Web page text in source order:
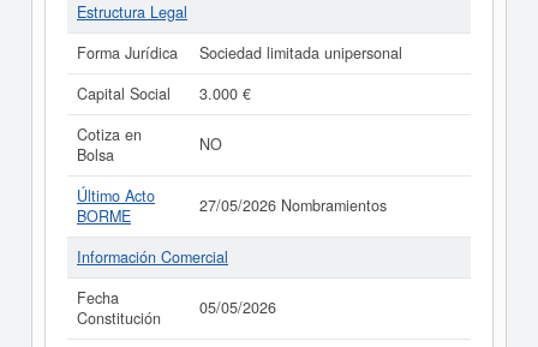
Estructura Legal
Forma Jurídica
Sociedad limitada unipersonal
Capital Social
3.000 €
Cotiza en
Bolsa
NO
Último Acto
BORME
27/05/2026 Nombramientos
Información Comercial
Fecha
Constitución
05/05/2026